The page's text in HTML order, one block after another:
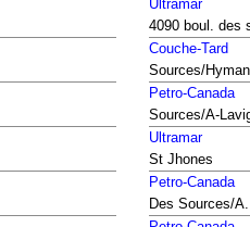
Ultramar
4090 boul. des
Couche-Tard
Sources/Hyman
Petro-Canada
Sources/A-
Ultramar
St Jhones
Petro-Canada
Des Sources/